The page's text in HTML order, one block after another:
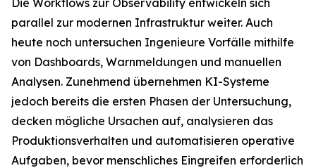
parallel zur modernen Infrastruktur weiter. Auch
heute noch untersuchen Ingenieure Vorfälle mithilfe
von Dashboards, Warnmeldungen und manuellen
Analysen. Zunehmend übernehmen KI-Systeme
jedoch bereits die ersten Phasen der Untersuchung,
decken mögliche Ursachen auf, analysieren das
Produktionsverhalten und automatisieren operative
Aufgaben, bevor menschliches Eingreifen erforderlich